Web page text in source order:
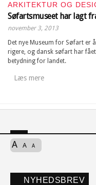
ARKITEKTUR OG
Søfartsmuseet har lagt
november 3, 2013
Det nye Museum for Søfart er
rigere, og dansk søfart har
betydning for landet.
Læs mere
A A A
NYHEDSBREV